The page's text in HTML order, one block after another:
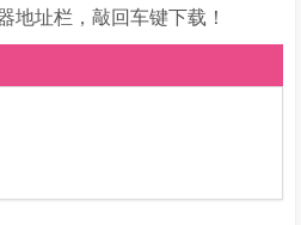
地址栏，敲回车键下载！